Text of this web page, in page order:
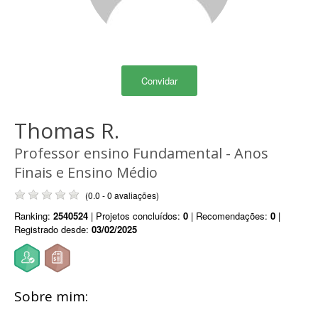
Convidar
Thomas R.
Professor ensino Fundamental - Anos
Finais e Ensino Médio
(0.0 - 0 avaliações)
Ranking: 2540524 | Projetos concluídos: 0 | Recomendações: 0 |
Registrado desde: 03/02/2025
Sobre mim: